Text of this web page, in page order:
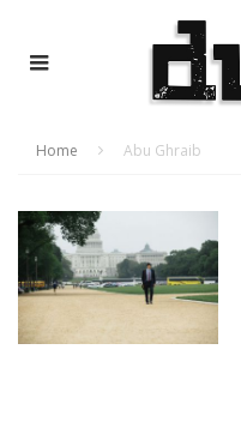
Home Abu Ghraib